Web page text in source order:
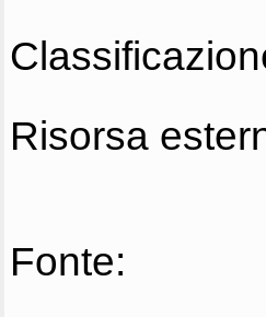
Risorsa
Fonte: